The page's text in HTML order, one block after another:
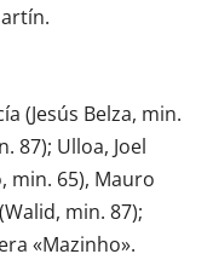
(Jesús Belza, min.
87); Ulloa, Joel
min. 65), Mauro
min. 87);
«Mazinho».